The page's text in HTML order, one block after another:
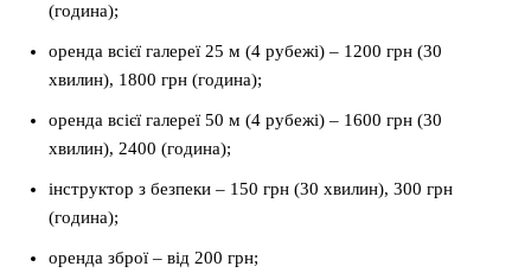
(година);
оренда всієї галереї 25 м (4 рубежі) – 1200 грн (30
хвилин), 1800 грн (година);
оренда всієї галереї 50 м (4 рубежі) – 1600 грн (30
хвилин), 2400 (година);
інструктор з безпеки – 150 грн (30 хвилин), 300 грн
(година);
оренда зброї – від 200 грн;